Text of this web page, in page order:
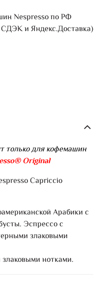
Nespresso по РФ
и Яндекс.Доставка)
только для кофемашин
Original
Capriccio
Арабики с
Эспрессо с
злаковыми
нотками.